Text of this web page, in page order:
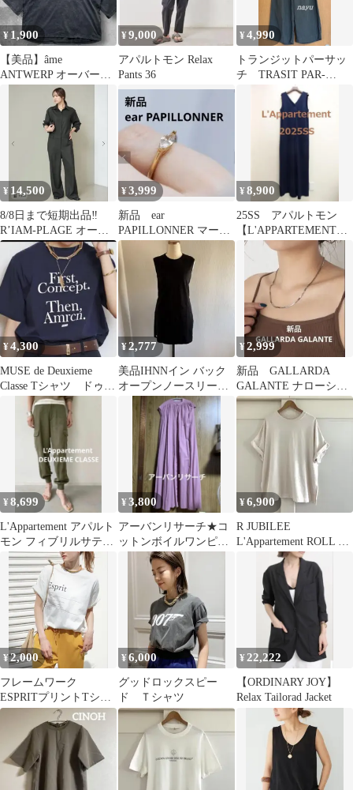
¥1,900
【美品】âme
ANTWERP オーバーサ
イズカットソー S チャ
コールグレー
¥9,000
アパルトモン Relax
Pants 36
¥4,990
トランジットパーサッ
チ TRASIT PAR-
SUCH 麻リネンパン
ツ グレー
¥ 14,500
8/8日まで短期出品‼️
R’IAM-PLAGE オール
インワン タグ付き4.18
万
¥3,999
新品 ear
PAPILLONNER マーキ
スジルコニアリング
ゴールド 13号
¥8,900
25SS アパルトモン
【L'APPARTEMENT】
ALL IN ONE
¥4,300
MUSE de Deuxieme
Classe Tシャツ ドゥー
ズィエムクラス
¥2,777
美品IHNNイン バック
オープンノースリーブ
黒slobeienaマメクロゴ
¥2,999
新品 GALLARDA
GALANTE ナローショ
ートネックレス シル
¥8,699
L'Appartement アパルト
モン フィブリルサテン
カーゴパンツ 光沢感
¥3,800
アーバンリサーチ★コ
ットンボイルワンピー
ス ロングスリップ付
¥6,900
R JUBILEE
L'Appartement ROLL UP
OVER TEE
¥2,000
フレームワーク
ESPRITプリントTシャ
ツ ホワイト
¥6,000
グッドロックスピー
ド Ｔシャツ
¥22,222
【ORDINARY JOY】
Relax Tailorad Jacket